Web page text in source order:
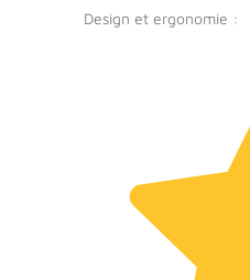
Design et ergonomie :